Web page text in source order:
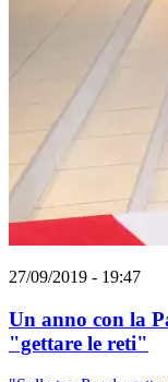
27/09/2019 - 19:47
Un anno con la
"gettare le reti"